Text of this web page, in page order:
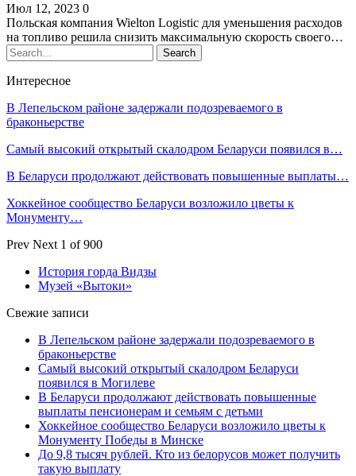
Июл 12, 2023 0
Польская компания Wielton Logistic для уменьшения расходов
на топливо решила снизить максимальную скорость своего…
Интересное
В Лепельском районе задержали подозреваемого в
браконьерстве
Самый высокий открытый скалодром Беларуси появился в…
В Беларуси продолжают действовать повышенные выплаты…
Хоккейное сообщество Беларуси возложило цветы к
Монументу…
Prev Next 1 of 900
История горда Видзы
Музей «Вытоки»
Свежие записи
В Лепельском районе задержали подозреваемого в
браконьерстве
Самый высокий открытый скалодром Беларуси
появился в Могилеве
В Беларуси продолжают действовать повышенные
выплаты пенсионерам и семьям с детьми
Хоккейное сообщество Беларуси возложило цветы к
Монументу Победы в Минске
До 9,8 тысяч рублей. Кто из белорусов может получить
такую выплату